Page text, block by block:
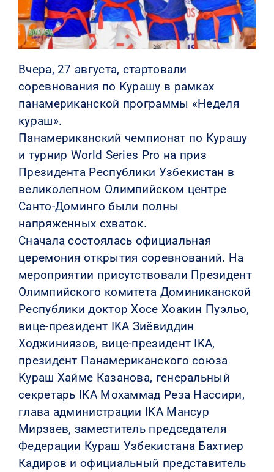
Вчера, 27 августа, стартовали
соревнования по Курашу в рамках
панамериканской программы «Неделя
кураш».
Панамериканский чемпионат по Курашу
и турнир World Series Pro на приз
Президента Республики Узбекистан в
великолепном Олимпийском центре
Санто-Доминго были полны
напряженных схваток.
Сначала состоялась официальная
церемония открытия соревнований. На
мероприятии присутствовали Президент
Олимпийского комитета Доминиканской
Республики доктор Хосе Хоакин Пуэльо,
вице-президент IKA Зиёвиддин
Ходжиниязов, вице-президент IKA,
президент Панамериканского союза
Кураш Хайме Казанова, генеральный
секретарь IKA Мохаммад Реза Нассири,
глава администрации IKA Мансур
Мирзаев, заместитель председателя
Федерации Кураш Узбекистана Бахтиер
Кадиров и официальный представитель